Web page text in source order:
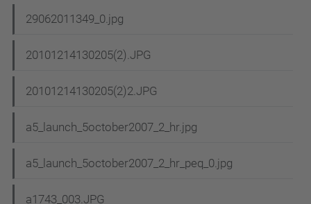
29062011349_0.jpg
20101214130205(2).JPG
20101214130205(2)2.JPG
a5_launch_5october2007_2_hr.jpg
a5_launch_5october2007_2_hr_peq_0.jpg
a1743_003.JPG